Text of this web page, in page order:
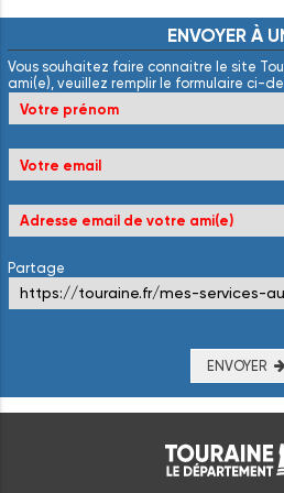
ENVOYER À
Vous souhaitez faire connaitre le site
ami(e), veuillez remplir le formulaire ci-
Partage
ENVOYER